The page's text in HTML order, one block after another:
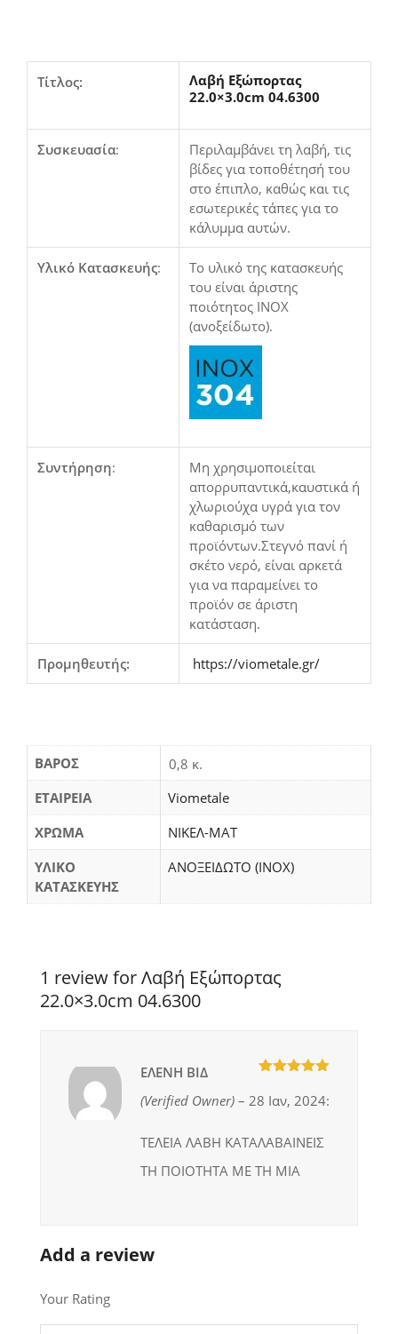
Τίτλος:
Λαβή Εξώπορτας
22.0×3.0cm 04.6300
Συσκευασία:
Περιλαμβάνει τη λαβή, τις
βίδες για τοποθέτησή του
στο έπιπλο, καθώς και τις
εσωτερικές τάπες για το
κάλυμμα αυτών.
Υλικό Κατασκευής:
Το υλικό της κατασκευής
του είναι άριστης
ποιότητος INOX
(ανοξείδωτο).
Συντήρηση:
Μη χρησιμοποιείται
απορρυπαντικά,καυστικά ή
χλωριούχα υγρά για τον
καθαρισμό των
προϊόντων.Στεγνό πανί ή
σκέτο νερό, είναι αρκετά
για να παραμείνει το
προϊόν σε άριστη
κατάσταση.
Προμηθευτής: https://viometale.gr/
ΒΆΡΟΣ
0,8 κ.
ΕΤΑΙΡΕΙΑ
Viometale
ΧΡΩΜΑ
ΝΙΚΕΛ-ΜΑΤ
ΥΛΙΚΟ
ΚΑΤΑΣΚΕΥΗΣ
ΑΝΟΞΕΙΔΩΤΟ (INOX)
1 review for Λαβή Εξώπορτας
22.0×3.0cm 04.6300
ΕΛΕΝΗ ΒΙΔ
(verified Owner) – 28 Ιαν, 2024:
ΤΕΛΕΙΑ ΛΑΒΗ ΚΑΤΑΛΑΒΑΙΝΕΙΣ
ΤΗ ΠΟΙΟΤΗΤΑ ΜΕ ΤΗ ΜΙΑ
Add a review
Your Rating